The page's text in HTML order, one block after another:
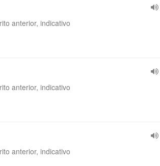
anterior, indicativo
anterior, indicativo
anterior, indicativo